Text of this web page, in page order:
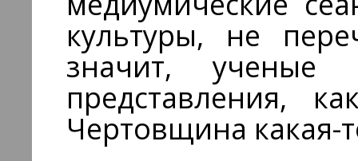
культуры, не
значит,
представления,
Чертовщина какая-